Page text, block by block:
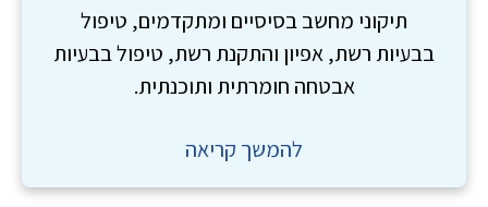
תיקוני מחשב בסיסיים ומתקדמים, טיפול
בבעיות רשת, אפיון והתקנת רשת, טיפול בבעיות
אבטחה חומרתית ותוכנתית.
להמשך קריאה